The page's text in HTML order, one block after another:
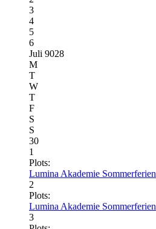
3
4
5
6
Juli 9028
M
T
W
T
F
S
S
30
1
Plots:
Lumina Akademie Sommerferien
2
Plots:
Lumina Akademie Sommerferien
3